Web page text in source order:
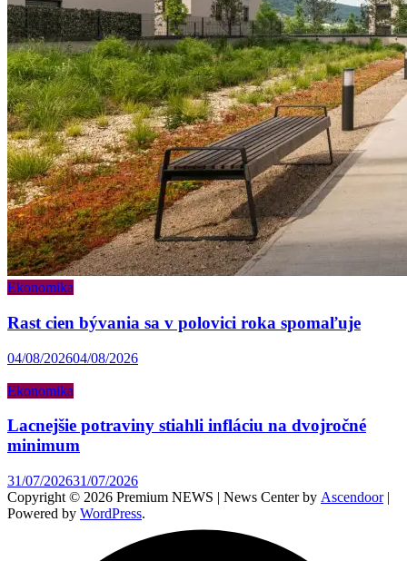
Ekonomika
Rast cien bývania sa v polovici roka spomaľuje
04/08/202604/08/2026
Ekonomika
Lacnejšie potraviny stiahli infláciu na dvojročné
minimum
31/07/202631/07/2026
Copyright © 2026 Premium NEWS | News Center by Ascendoor|
Powered by WordPress.